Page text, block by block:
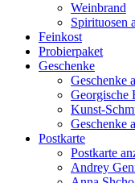
Weinbrand
Spirituosen
Feinkost
Probierpaket
Geschenke
Geschenke
Georgische
Kunst-
Geschenke
Postkarte
Postkarte
Andrey